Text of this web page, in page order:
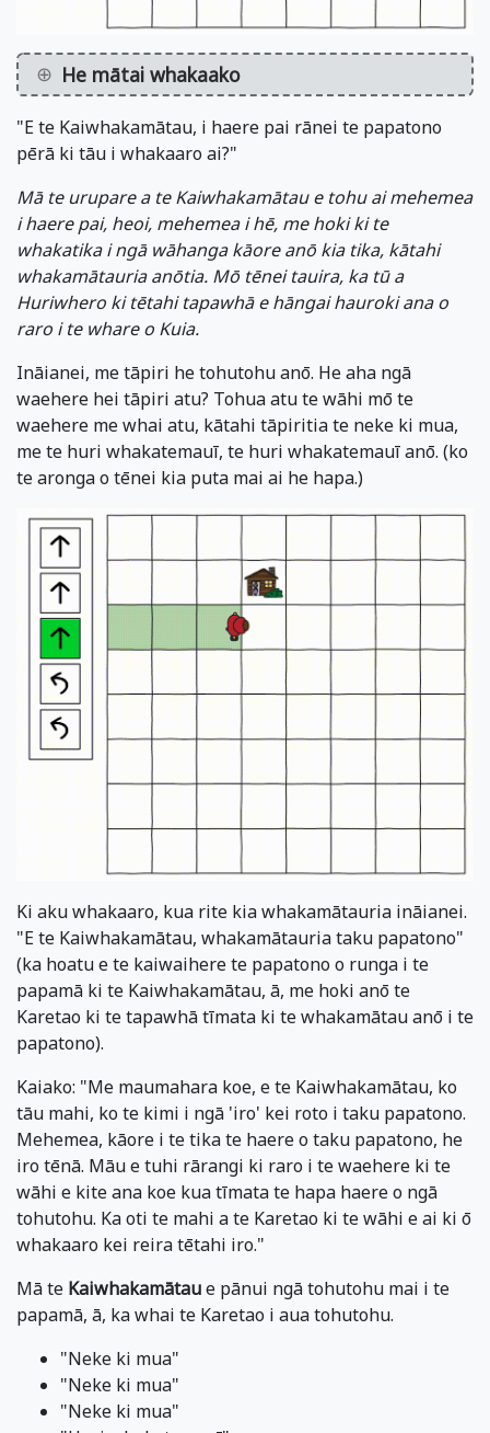
He mātai whakaako
"E te Kaiwhakamātau, i haere pai rānei te papatono
pērā ki tāu i whakaaro ai?"
Mā te urupare a te Kaiwhakamātau e tohu ai mehemea
i haere pai, heoi, mehemea i hē, me hoki ki te
whakatika i ngā wāhanga kāore anō kia tika, kātahi
whakamātauria anōtia. Mō tēnei tauira, ka tū a
Huriwhero ki tētahi tapawhā e hāngai hauroki ana o
raro i te whare o Kuia.
Ināianei, me tāpiri he tohutohu anō. He aha ngā
waehere hei tāpiri atu? Tohua atu te wāhi mō te
waehere me whai atu, kātahi tāpiritia te neke ki mua,
me te huri whakatemauī, te huri whakatemauī anō. (ko
te aronga o tēnei kia puta mai ai he hapa.)
Ki aku whakaaro, kua rite kia whakamātauria ināianei.
"E te Kaiwhakamātau, whakamātauria taku papatono"
(ka hoatu e te kaiwaihere te papatono o runga i te
papamā ki te Kaiwhakamātau, ā, me hoki anō te
Karetao ki te tapawhā tīmata ki te whakamātau anō i te
papatono).
Kaiako: "Me maumahara koe, e te Kaiwhakamātau, ko
tāu mahi, ko te kimi i ngā 'iro' kei roto i taku papatono.
Mehemea, kāore i te tika te haere o taku papatono, he
iro tēnā. Māu e tuhi rārangi ki raro i te waehere ki te
wāhi e kite ana koe kua tīmata te hapa haere o ngā
tohutohu. Ka oti te mahi a te Karetao ki te wāhi e ai ki ō
whakaaro kei reira tētahi iro."
Mā te Kaiwhakamātaue pānui ngā tohutohu mai i te
papamā, ā, ka whai te Karetao i aua tohutohu.
"Neke ki mua"
"Neke ki mua"
"Neke ki mua"